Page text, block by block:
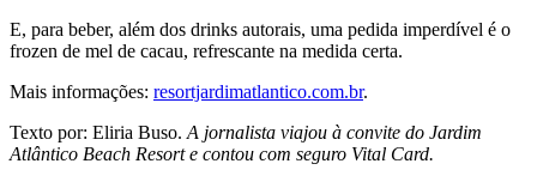
E, para beber, além dos drinks autorais, uma pedida imperdível é o
frozen de mel de cacau, refrescante na medida certa.
Mais informações: resortjardimatlantico.com.br.
Texto por: Eliria Buso. A jornalista viajou à convite do Jardim
Atlântico Beach Resort e contou com seguro Vital Card.